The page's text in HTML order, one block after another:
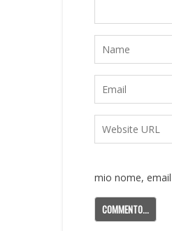
mio nome,